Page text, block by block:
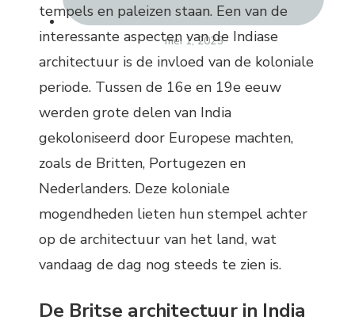
mei 1, 2025
tempels en paleizen staan. Een van de
interessante aspecten van de Indiase
architectuur is de invloed van de koloniale
periode. Tussen de 16e en 19e eeuw
werden grote delen van India
gekoloniseerd door Europese machten,
zoals de Britten, Portugezen en
Nederlanders. Deze koloniale
mogendheden lieten hun stempel achter
op de architectuur van het land, wat
vandaag de dag nog steeds te zien is.
De Britse architectuur in India